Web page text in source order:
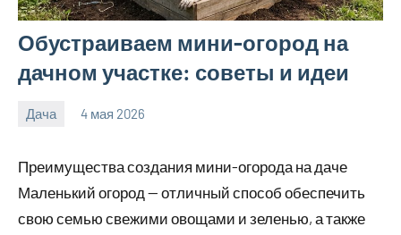
Обустраиваем мини-огород на
дачном участке: советы и идеи
Дача 4 мая 2026
calvinken_co
Преимущества создания мини-огорода на даче
Маленький огород — отличный способ обеспечить
свою семью свежими овощами и зеленью, а также